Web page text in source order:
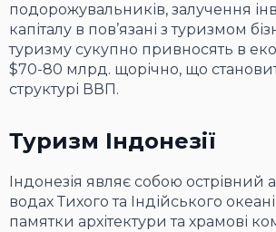
подорожувальників, залучення
капіталу в пов’язані з туризмом
туризму сукупно привносять в
$70-80 млрд. щорічно, що
структурі ВВП.
Туризм Індонезії
Індонезія являє собою острівний
водах Тихого та Індійського
памятки архітектури та храмові